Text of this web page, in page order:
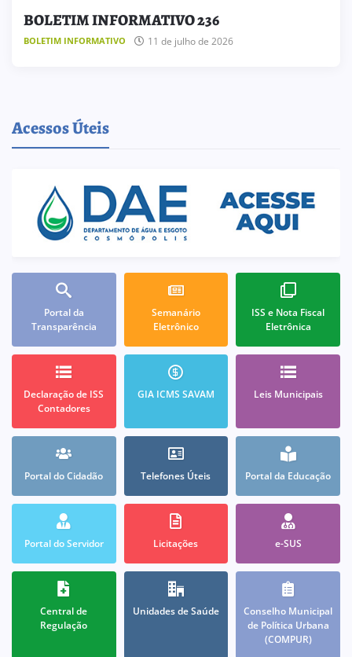
BOLETIM INFORMATIVO 236
BOLETIM INFORMATIVO 11 de julho de 2026
Acessos Úteis
Portal da
Transparência
Semanário
Eletrônico
ISS e Nota Fiscal
Eletrônica
Declaração de ISS
Contadores
GIA ICMS SAVAM Leis Municipais
Portal do Cidadão Telefones Úteis Portal da Educação
Portal do Servidor Licitações e-SUS
Central de
Regulação
Unidades de Saúde
Conselho Municipal
de Política Urbana
(COMPUR)